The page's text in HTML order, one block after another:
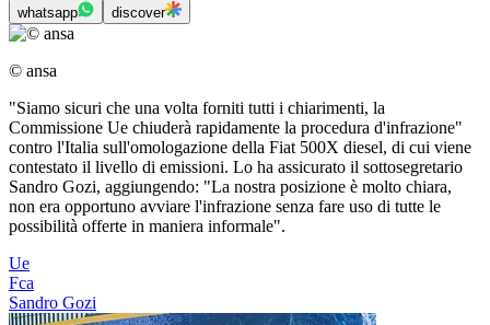
whatsapp discover
© ansa
"Siamo sicuri che una volta forniti tutti i chiarimenti, la
Commissione Ue chiuderà rapidamente la procedura d'infrazione"
contro l'Italia sull'omologazione della Fiat 500X diesel, di cui viene
contestato il livello di emissioni. Lo ha assicurato il sottosegretario
Sandro Gozi, aggiungendo: "La nostra posizione è molto chiara,
non era opportuno avviare l'infrazione senza fare uso di tutte le
possibilità offerte in maniera informale".
Ue
Fca
Sandro Gozi